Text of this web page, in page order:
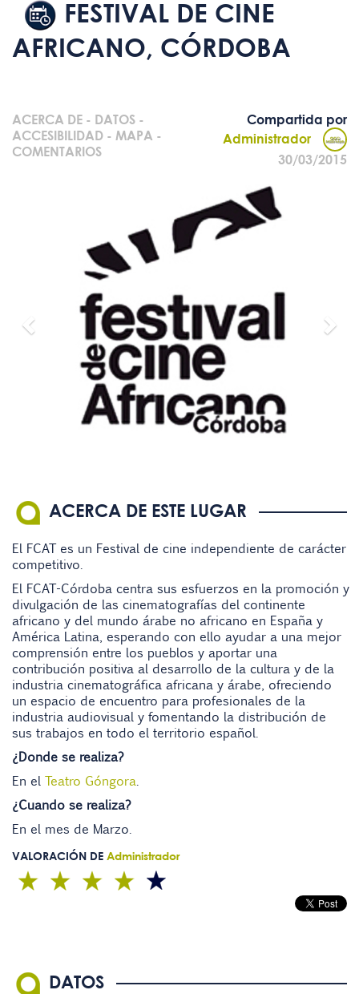
FESTIVAL DE CINE
AFRICANO, CÓRDOBA
ACERCA DE - DATOS -
ACCESIBILIDAD - MAPA -
COMENTARIOS
Compartida por
Administrador
30/03/2015
ACERCA DE ESTE LUGAR
El FCAT es un Festival de cine independiente de carácter
competitivo.
El FCAT-Córdoba centra sus esfuerzos en la promoción y
divulgación de las cinematografías del continente
africano y del mundo árabe no africano en España y
América Latina, esperando con ello ayudar a una mejor
comprensión entre los pueblos y aportar una
contribución positiva al desarrollo de la cultura y de la
industria cinematográfica africana y árabe, ofreciendo
un espacio de encuentro para profesionales de la
industria audiovisual y fomentando la distribución de
sus trabajos en todo el territorio español.
¿Donde se realiza?
En el Teatro Góngora.
¿Cuando se realiza?
En el mes de Marzo.
VALORACIÓN DE Administrador
DATOS